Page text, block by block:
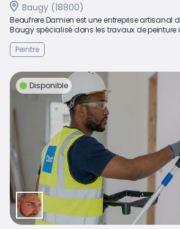
Baugy (18800)
Beaufrere Damien est une entreprise artisanal
Baugy spécialisé dans les travaux de peinture
Peintre
Disponible